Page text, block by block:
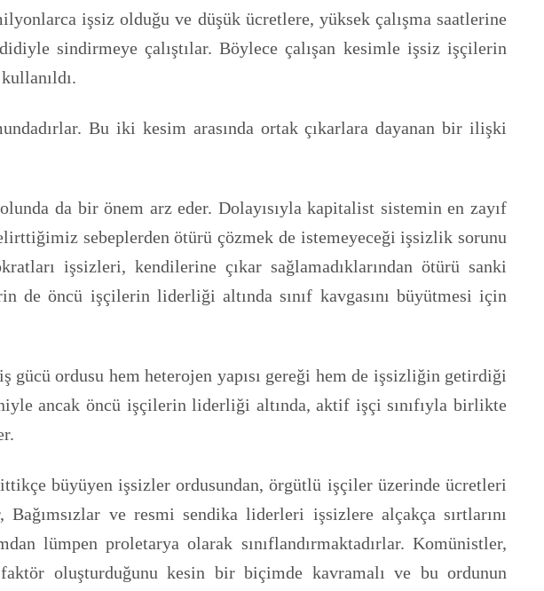
işsiz olduğu ve düşük ücretlere, yüksek çalışma saatlerine
sindirmeye çalıştılar. Böylece çalışan kesimle işsiz işçilerin
Bu iki kesim arasında ortak çıkarlara dayanan bir ilişki
da bir önem arz eder. Dolayısıyla kapitalist sistemin en zayıf
sebeplerden ötürü çözmek de istemeyeceği işsizlik sorunu
işsizleri, kendilerine çıkar sağlamadıklarından ötürü sanki
de öncü işçilerin liderliği altında sınıf kavgasını büyütmesi için
gücü ordusu hem heterojen yapısı gereği hem de işsizliğin getirdiği
ancak öncü işçilerin liderliği altında, aktif işçi sınıfıyla birlikte
büyüyen işsizler ordusundan, örgütlü işçiler üzerinde ücretleri
ve resmi sendika liderleri işsizlere alçakça sırtlarını
lümpen proletarya olarak sınıflandırmaktadırlar. Komünistler,
oluşturduğunu kesin bir biçimde kavramalı ve bu ordunun